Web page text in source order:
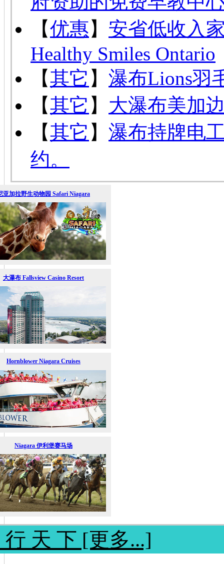
【优惠】 安省低收入
Healthy Smiles Ontario
【其它 】 瀑布Lions羽
【其它 】 大瀑布美加
【其它 】 瀑布持牌电
约。
亚加拉野生动物园 Safari Niagara
大瀑布 Fallsview Casino Resort
Hornblower Niagara Cruises
Niagara 伊利堡赛马场
行 天 下 [更多...]